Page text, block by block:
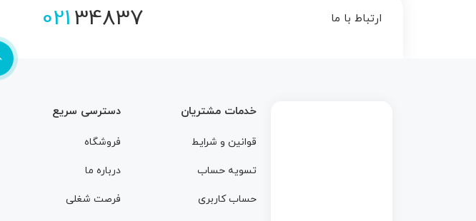
ارتباط با ما 02134837
خدمات مشتریان
قوانین و شرایط
تسویه حساب
حساب کاربری
دسترسی سریع
فروشگاه
درباره ما
فرصت شغلی